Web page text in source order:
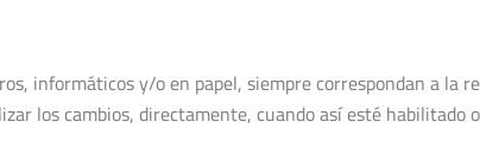
informáticos y/o en papel, siempre correspondan a la
los cambios, directamente, cuando así esté habilitado